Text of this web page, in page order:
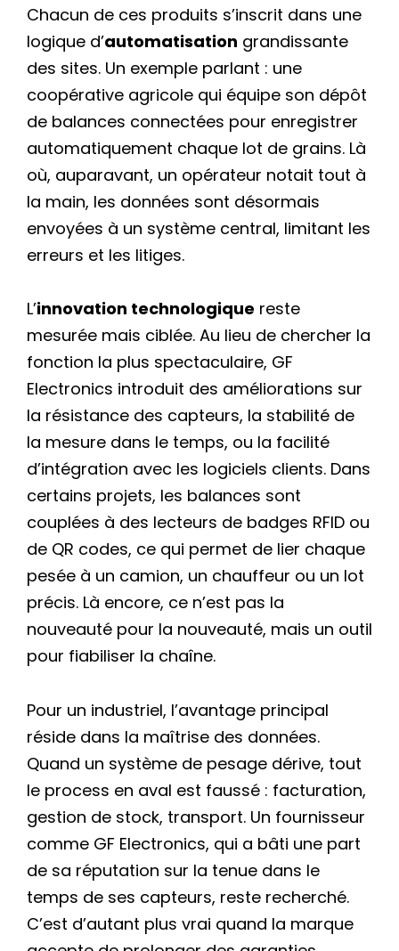
Chacun de ces produits s’inscrit dans une
logique d’automatisation grandissante
des sites. Un exemple parlant : une
coopérative agricole qui équipe son dépôt
de balances connectées pour enregistrer
automatiquement chaque lot de grains. Là
où, auparavant, un opérateur notait tout à
la main, les données sont désormais
envoyées à un système central, limitant les
erreurs et les litiges.
L’innovation technologique reste
mesurée mais ciblée. Au lieu de chercher la
fonction la plus spectaculaire, GF
Electronics introduit des améliorations sur
la résistance des capteurs, la stabilité de
la mesure dans le temps, ou la facilité
d’intégration avec les logiciels clients. Dans
certains projets, les balances sont
couplées à des lecteurs de badges RFID ou
de QR codes, ce qui permet de lier chaque
pesée à un camion, un chauffeur ou un lot
précis. Là encore, ce n’est pas la
nouveauté pour la nouveauté, mais un outil
pour fiabiliser la chaîne.
Pour un industriel, l’avantage principal
réside dans la maîtrise des données.
Quand un système de pesage dérive, tout
le process en aval est faussé : facturation,
gestion de stock, transport. Un fournisseur
comme GF Electronics, qui a bâti une part
de sa réputation sur la tenue dans le
temps de ses capteurs, reste recherché.
C’est d’autant plus vrai quand la marque